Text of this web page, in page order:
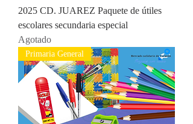
2025 CD. JUAREZ Paquete de útiles
escolares secundaria especial
Agotado
Primaria General